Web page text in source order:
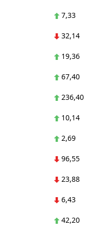
7,33
32,14
19,36
67,40
236,40
10,14
2,69
96,55
23,88
6,43
42,20